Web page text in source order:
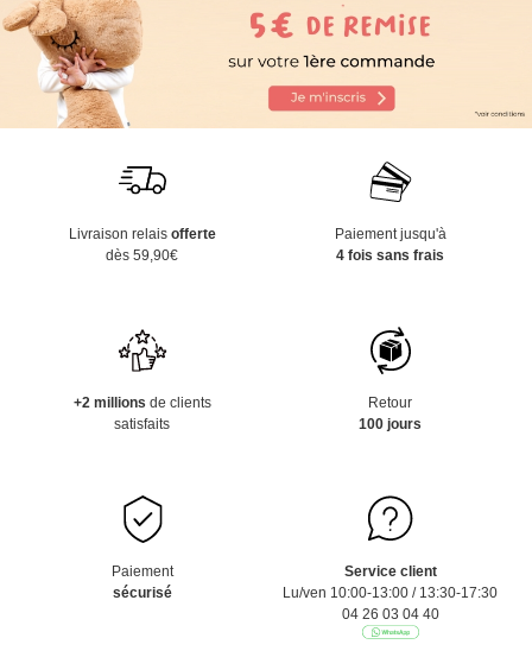
Livraison relais offerte
dès 59,90€
Paiement jusqu'à
4 fois sans frais
+2 millions de clients
satisfaits
Retour
100 jours
Paiement
sécurisé
Service client
Lu/ven 10:00-13:00 / 13:30-17:30
04 26 03 04 40